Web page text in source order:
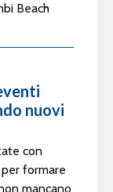
Beach
nuovi
con
formare
mancano